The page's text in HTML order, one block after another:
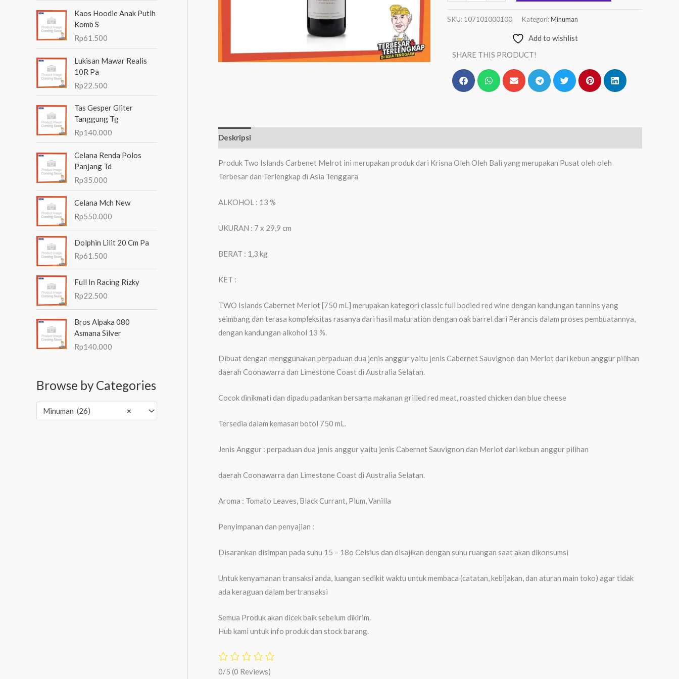
n
u
Kaos Hoodie Anak Putih
Komb S
Rp61.500
Lukisan Mawar Realis
10R Pa
Rp22.500
Tas Gesper Gliter
Tanggung Tg
Rp140.000
Celana Renda Polos
Panjang Td
Rp35.000
Celana Mch New
Rp550.000
Dolphin Lilit 20 Cm Pa
Rp61.500
Full In Racing Rizky
Rp22.500
Bros Alpaka 080
Asmana Silver
Rp140.000
Browse by Categories
×
Minuman (26)
SKU: 107101000100 Kategori:Minuman
Add to wishlist
SHARE THIS PRODUCT!
Deskripsi
Produk Two Islands Carbenet Melrot ini merupakan produk dari Krisna Oleh Oleh Bali yang merupakan Pusat oleh oleh
Terbesar dan Terlengkap di Asia Tenggara
ALKOHOL : 13 %
UKURAN : 7 x 29,9 cm
BERAT : 1,3 kg
KET :
TWO Islands Cabernet Merlot [750 mL] merupakan kategori classic full bodied red wine dengan kandungan tannins yang
seimbang dan terasa kompleksitas rasanya dari hasil maturation dengan oak barrel dari Perancis dalam proses pembuatannya,
dengan kandungan alkohol 13 %.
Dibuat dengan menggunakan perpaduan dua jenis anggur yaitu jenis Cabernet Sauvignon dan Merlot dari kebun anggur pilihan
daerah Coonawarra dan Limestone Coast di Australia Selatan.
Cocok dinikmati dan dipadu padankan bersama makanan grilled red meat, roasted chicken dan blue cheese
Tersedia dalam kemasan botol 750 mL.
Jenis Anggur : perpaduan dua jenis anggur yaitu jenis Cabernet Sauvignon dan Merlot dari kebun anggur pilihan
daerah Coonawarra dan Limestone Coast di Australia Selatan.
Aroma : Tomato Leaves, Black Currant, Plum, Vanilla
Penyimpanan dan penyajian :
Disarankan disimpan pada suhu 15 – 18o Celsius dan disajikan dengan suhu ruangan saat akan dikonsumsi
Untuk kenyamanan transaksi anda, luangan sedikit waktu untuk membaca (catatan, kebijakan, dan aturan main toko) agar tidak
ada keraguan dalam bertransaksi
Semua Produk akan dicek baik sebelum dikirim.
Hub kami untuk info produk dan stock barang.
0/5 (0 Reviews)